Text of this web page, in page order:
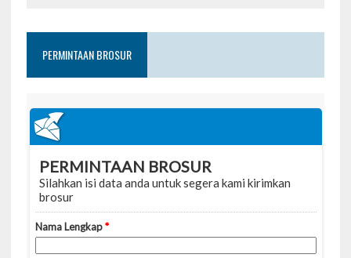
PERMINTAAN BROSUR